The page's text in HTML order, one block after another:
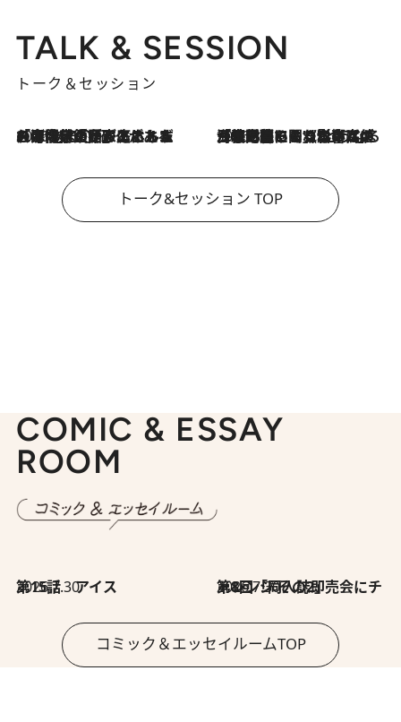
TALK & SESSION
トーク＆セッション
2026.8.3
「今後値上げがあるとすれば…」「リスクがあるのは今年の冬」エネルギー専門家が語る、ホルムズ海峡封鎖が家庭にもたらす“ある心配” 2026.8.3
「住宅建てられない…」「サーチャージ料の高値が続いている」ホルムズ海峡封鎖による影響はいつまで続く？《エネルギー専門家に聞く“どうなる日本の暮らし”》
トーク&セッション TOP
COMIC & ESSAY
ROOM
2026.7.30
第15話 アイス 2026.7.30
第8回「同人誌即売会にチャレンジ その2」
コミック＆エッセイルームTOP